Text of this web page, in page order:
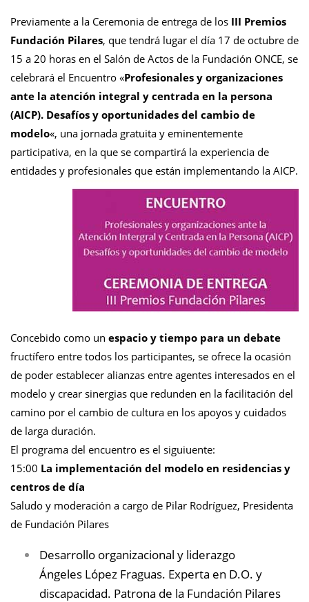
Previamente a la Ceremonia de entrega de los III Premios
Fundación Pilares, que tendrá lugar el día 17 de octubre de
15 a 20 horas en el Salón de Actos de la Fundación ONCE, se
celebrará el Encuentro «Profesionales y organizaciones
ante la atención integral y centrada en la persona
(AICP). Desafíos y oportunidades del cambio de
modelo«, una jornada gratuita y eminentemente
participativa, en la que se compartirá la experiencia de
entidades y profesionales que están implementando la AICP.
Concebido como un espacio y tiempo para un debate
fructífero entre todos los participantes, se ofrece la ocasión
de poder establecer alianzas entre agentes interesados en el
modelo y crear sinergias que redunden en la facilitación del
camino por el cambio de cultura en los apoyos y cuidados
de larga duración.
El programa del encuentro es el siguiuente:
15:00 La implementación del modelo en residencias y
centros de día
Saludo y moderación a cargo de Pilar Rodríguez, Presidenta
de Fundación Pilares
Desarrollo organizacional y liderazgo
Ángeles López Fraguas. Experta en D.O. y
discapacidad. Patrona de la Fundación Pilares